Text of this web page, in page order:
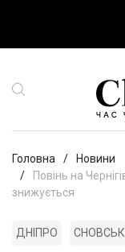
Головна
Новини
Повінь на
знижується
ДНІПРО СНОВСЬК